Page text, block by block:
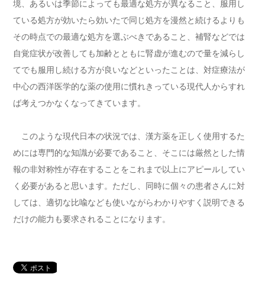
境、あるいは季節によっても最適な処方が異なること、服用し
ている処方が効いたら効いたで同じ処方を漫然と続けるよりも
その時点での最適な処方を選ぶべきであること、補腎などでは
自覚症状が改善しても加齢とともに腎虚が進むので量を減らし
てでも服用し続ける方が良いなどといったことは、対症療法が
中心の西洋医学的な薬の使用に慣れきっている現代人からすれ
ば考えつかなくなってきています。
このような現代日本の状況では、漢方薬を正しく使用するた
めには専門的な知識が必要であること、そこには厳然とした情
報の非対称性が存在することをこれまで以上にアピールしてい
く必要があると思います。ただし、同時に個々の患者さんに対
しては、適切な比喩なども使いながらわかりやすく説明できる
だけの能力も要求されることになります。